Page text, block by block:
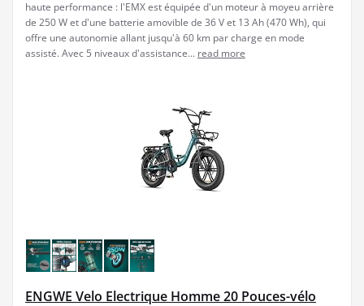
haute performance : l'EMX est équipée d'un moteur à moyeu arrière
de 250 W et d'une batterie amovible de 36 V et 13 Ah (470 Wh), qui
offre une autonomie allant jusqu'à 60 km par charge en mode
assisté. Avec 5 niveaux d'assistance... read more
ENGWE Velo Electrique Homme 20 Pouces-vélo